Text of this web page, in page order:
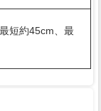
短約45cm、最